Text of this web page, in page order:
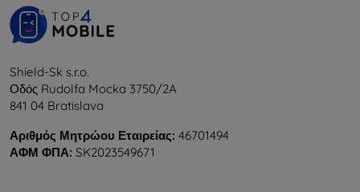
Shield-Sk s.r.o.
Οδός Rudolfa Mocka 3750/2A
841 04 Bratislava
Αριθμός Μητρώου Εταιρείας: 46701494
ΑΦΜ ΦΠΑ: SK2023549671